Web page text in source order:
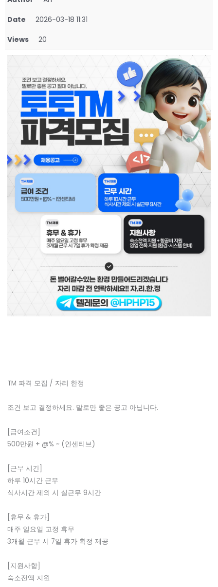
Date 2026-03-18 11:31
Views 20
TM 파격 모집 / 자리 한정
조건 보고 결정하세요. 말로만 좋은 공고 아닙니다.
[급여조건]
500만원 + @% ~ (인센티브)
[근무 시간]
하루 10시간 근무
식사시간 제외 시 실근무 9시간
[휴무 & 휴가]
매주 일요일 고정 휴무
3개월 근무 시 7일 휴가 확정 제공
[지원사항]
숙소전액 지원